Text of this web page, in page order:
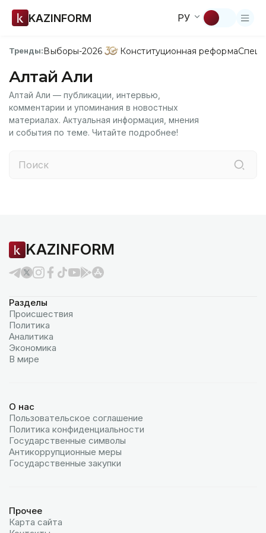
KAZINFORM РУ
Тренды:Выборы-2026 Конституционная реформа
Алтай Али
Алтай Али — публикации, интервью,
комментарии и упоминания в новостных
материалах. Актуальная информация, мнения
и события по теме. Читайте подробнее!
KAZINFORM
Разделы
Происшествия
Политика
Аналитика
Экономика
В мире
О нас
Пользовательское соглашение
Политика конфиденциальности
Государственные символы
Антикоррупционные меры
Государственные закупки
Прочее
Карта сайта